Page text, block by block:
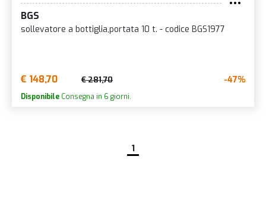
BGS
sollevatore a bottiglia,portata 10 t. - codice BGS1977
€ 148,70 € 281,70 -47%
Disponibile Consegna in 6 giorni.
1